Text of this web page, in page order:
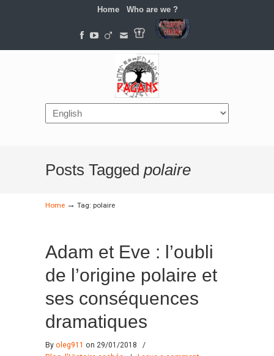
Home Who are we ?
Navigation
Posts Tagged polaire
Home → Tag: polaire
Adam et Eve : l’oubli
de l’origine polaire et
ses conséquences
dramatiques
By oleg911 on 29/01/2018
/